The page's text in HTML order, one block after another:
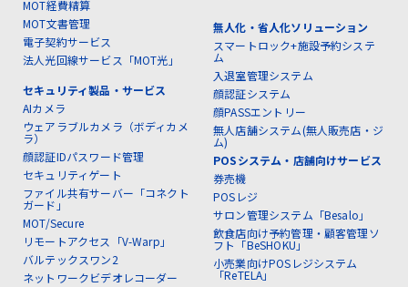
MOT経費精算
MOT文書管理
電子契約サービス
法人光回線サービス「MOT光」
セキュリティ製品・サービス
AIカメラ
ウェアラブルカメラ（ボディカメ
ラ）
顔認証IDパスワード管理
セキュリティゲート
ファイル共有サーバー「コネクト
ガード」
MOT/Secure
リモートアクセス「V-Warp」
バルテックスワン2
ネットワークビデオレコーダー
無人化・省人化ソリューション
スマートロック+施設予約システ
ム
入退室管理システム
顔認証システム
顔PASSエントリー
無人店舗システム(無人販売店・ジ
ム)
POSシステム・店舗向けサービス
券売機
POSレジ
サロン管理システム「Besalo」
飲食店向け予約管理・顧客管理ソ
フト「BeSHOKU」
小売業向けPOSレジシステム
「ReTELA」